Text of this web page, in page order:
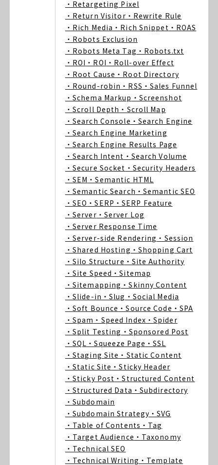
・Retargeting Pixel
・Return Visitor ・Rewrite Rule
・Rich Media ・Rich Snippet ・ROAS
・Robots Exclusion
・Robots Meta Tag ・Robots.txt
・ROI ・ROI ・Roll-over Effect
・Root Cause ・Root Directory
・Round-robin ・RSS ・Sales Funnel
・Schema Markup ・Screenshot
・Scroll Depth ・Scroll Map
・Search Console ・Search Engine
・Search Engine Marketing
・Search Engine Results Page
・Search Intent ・Search Volume
・Secure Socket ・Security Headers
・SEM ・Semantic HTML
・Semantic Search ・Semantic SEO
・SEO ・SERP ・SERP Feature
・Server ・Server Log
・Server Response Time
・Server-side Rendering ・Session
・Shared Hosting ・Shopping Cart
・Silo Structure ・Site Authority
・Site Speed ・Sitemap
・Sitemapping ・Skinny Content
・Slide-in ・Slug ・Social Media
・Soft Bounce ・Source Code ・SPA
・Spam ・Speed Index ・Spider
・Split Testing ・Sponsored Post
・SQL ・Squeeze Page ・SSL
・Staging Site ・Static Content
・Static Site ・Sticky Header
・Sticky Post ・Structured Content
・Structured Data ・Subdirectory
・Subdomain
・Subdomain Strategy ・SVG
・Table of Contents ・Tag
・Target Audience ・Taxonomy
・Technical SEO
・Technical Writing ・Template